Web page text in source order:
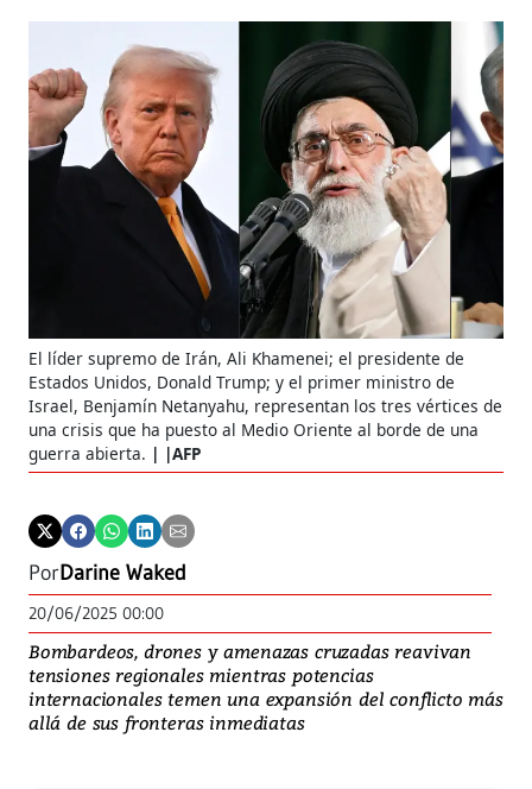
El líder supremo de Irán, Ali Khamenei; el presidente de
Estados Unidos, Donald Trump; y el primer ministro de
Israel, Benjamín Netanyahu, representan los tres vértices de
una crisis que ha puesto al Medio Oriente al borde de una
guerra abierta.
|AFP
PorDarine Waked
20/06/2025 00:00
Bombardeos, drones y amenazas cruzadas reavivan
tensiones regionales mientras potencias
internacionales temen una expansión del conflicto más
allá de sus fronteras inmediatas